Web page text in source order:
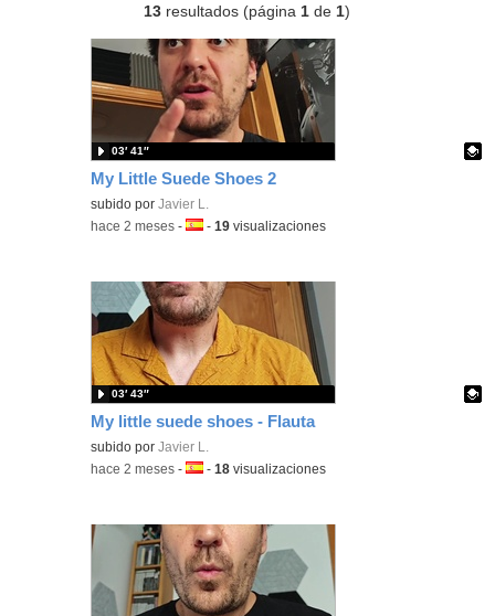
13 resultados (página1 de1)
My Little Suede Shoes 2
Contenido educativo.
subido porJavier L.
03′ 41″
-hace 2 meses -Idioma:
-19 visualizaciones
My little suede shoes - Flauta
Contenido educativo.
subido porJavier L.
03′ 43″
-hace 2 meses -Idioma:
-18 visualizaciones